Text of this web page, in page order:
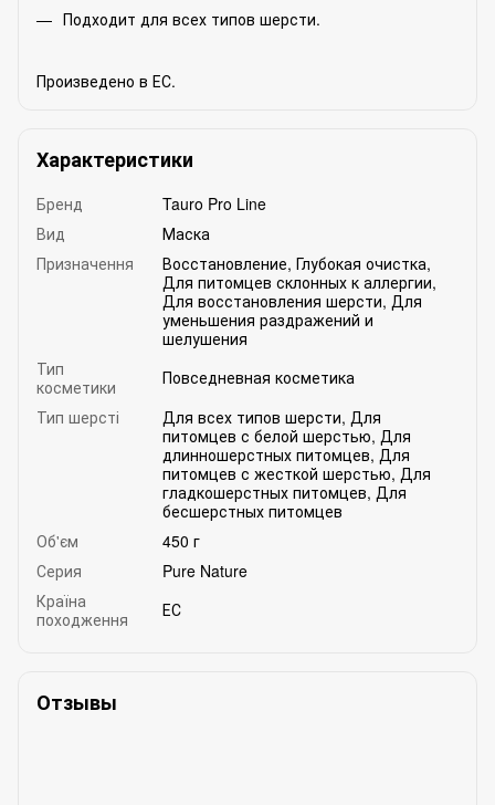
Подходит для всех типов шерсти.
Произведено в ЕС.
Характеристики
Бренд
Tauro Pro Line
Вид
Маска
Призначення
Восстановление, Глубокая очистка,
Для питомцев склонных к аллергии,
Для восстановления шерсти, Для
уменьшения раздражений и
шелушения
Тип
косметики
Повседневная косметика
Тип шерсті
Для всех типов шерсти, Для
питомцев с белой шерстью, Для
длинношерстных питомцев, Для
питомцев с жесткой шерстью, Для
гладкошерстных питомцев, Для
бесшерстных питомцев
Об'єм
450 г
Серия
Pure Nature
Країна
походження
ЕС
Отзывы